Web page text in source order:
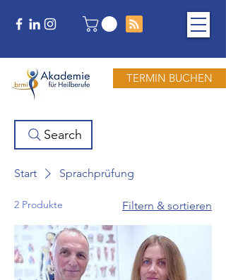
TERMIN BUCHEN
Search
Start Sprachprüfung
2 Produkte Filtern & sortieren